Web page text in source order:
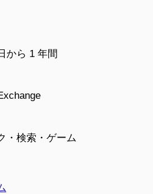
から 1 年間
・検索・ゲーム